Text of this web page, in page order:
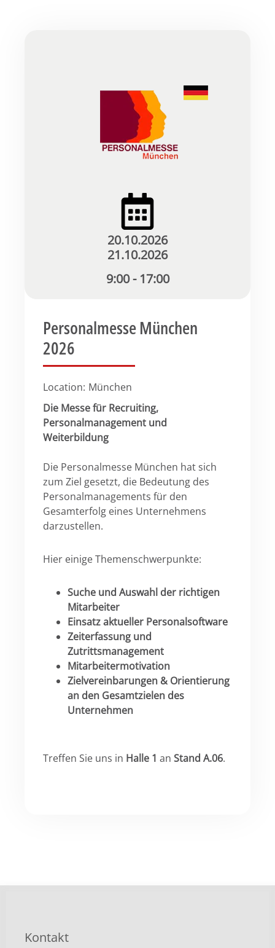
20.10.2026
21.10.2026
9:00 - 17:00
Personalmesse München
2026
Location: München
Die Messe für Recruiting,
Personalmanagement und
Weiterbildung
Die Personalmesse München hat sich
zum Ziel gesetzt, die Bedeutung des
Personalmanagements für den
Gesamterfolg eines Unternehmens
darzustellen.
Hier einige Themenschwerpunkte:
Suche und Auswahl der richtigen
Mitarbeiter
Einsatz aktueller Personalsoftware
Zeiterfassung und
Zutrittsmanagement
Mitarbeitermotivation
Zielvereinbarungen & Orientierung
an den Gesamtzielen des
Unternehmen
Treffen Sie uns in Halle 1 an Stand A.06.
Kontakt